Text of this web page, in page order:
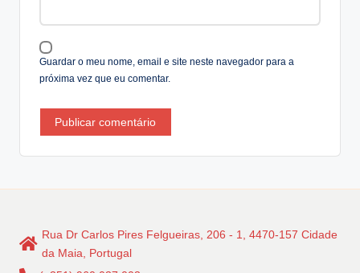
Guardar o meu nome, email e site neste navegador para a
próxima vez que eu comentar.
e
:
Rua Dr Carlos Pires Felgueiras, 206 - 1, 4470-157 Cidade
da Maia, Portugal